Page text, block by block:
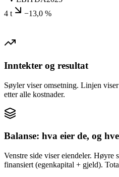
4 t
−13,0 %
Inntekter og resultat
Søyler viser omsetning. Linjen
etter alle kostnader.
Balanse: hva eier de, og
Venstre side viser eiendeler. Høyre
finansiert (egenkapital + gjeld).